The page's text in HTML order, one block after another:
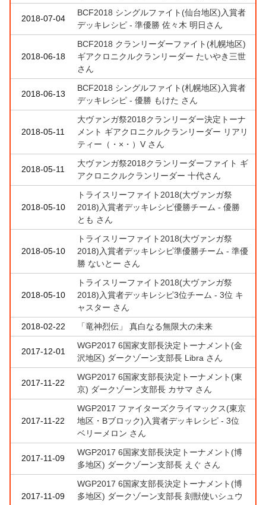
2018-07-04
BCF2018 シングルファイト(仙台地区)入賞者
デッキレシピ - 準優勝 佐々木 明日さん
2018-06-18
BCF2018 クランリーダーファイト(札幌地区)
ギアクロニクルクランリーダー たいやき三世
さん
2018-06-13
BCF2018 シングルファイト(札幌地区)入賞者
デッキレシピ - 優勝 もけた さん
2018-05-11
大ヴァンガ祭2018クランリーダー決定トーナ
メント ギアクロニクルクランリーダー リアリ
ティー（・×・）V さん
2018-05-11
大ヴァンガ祭2018クランリーダーファイト ギ
アクロニクルクランリーダー 十代さん
2018-05-10
トライスリーファイト2018(大ヴァンガ祭
2018)入賞者デッキレシピ優勝チーム - 優勝
とも さん
2018-05-10
トライスリーファイト2018(大ヴァンガ祭
2018)入賞者デッキレシピ準優勝チーム - 準優
勝 ないとー さん
2018-05-10
トライスリーファイト2018(大ヴァンガ祭
2018)入賞者デッキレシピ3位チーム - 3位 キ
ャスター さん
2018-02-22
「竜神烈伝」 真白なる無限大の未来
2017-12-01
WGP2017 6国家支部長決定トーナメント(金
沢地区) ダークゾーン支部長 Libra さん
2017-11-22
WGP2017 6国家支部長決定トーナメント(東
京) ダークゾーン支部長 カサマ さん
2017-11-22
WGP2017 ファイターズクライマックス(東京
地区・Bブロック)入賞者デッキレシピ - 3位
ベリーメロン さん
2017-11-09
WGP2017 6国家支部長決定トーナメント(博
多地区) ダークゾーン支部長 えぐ さん
2017-11-09
WGP2017 6国家支部長決定トーナメント(博
多地区) ダークゾーン支部長 刻獣使いシュウ